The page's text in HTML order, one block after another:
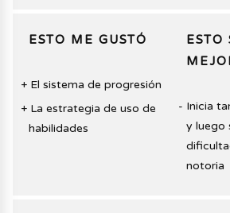
ESTO ME GUSTÓ
El sistema de progresión
La estrategia de uso de
habilidades
ESTO
Inicia
y luego
notoria